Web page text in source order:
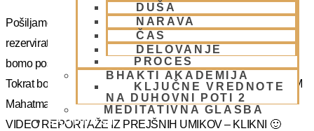
DUŠA
NARAVA
ČAS
DELOVANJE
PROCES
BHAKTI AKADEMIJA
KLJUČNE VREDNOTE
NA DUHOVNI POTI 2
MEDITATIVNA GLASBA
SKUPNOST
Pošiljamo vam samo osnovno informacijo tako da si lahko
rezervirate dopust. Več podatkov in možnost za prijavo vam
bomo poslal kasneje.
Tokrat bo z nami Šrila Prabhupadov učenec, duhovni učitelj NM
Mahatma prabhu. Redka priložnost, ki jo ne velja izpustiti.
VIDEO REPORTAŽE IZ PREJŠNIH UMIKOV – KLIKNI 🙂